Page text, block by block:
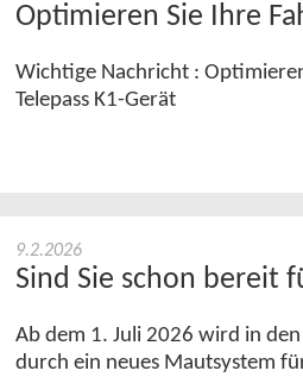
Optimieren Sie Ihre
Wichtige Nachricht :
Telepass K1-Gerät
9.2.2026
Sind Sie schon bereit
Ab dem 1. Juli 2026 wird in
durch ein neues Mautsystem